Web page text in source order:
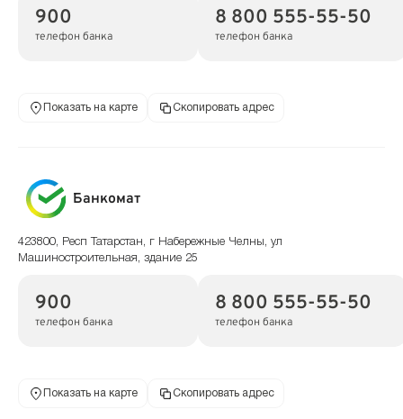
900
телефон банка
8 800 555-55-50
телефон банка
Показать на карте Скопировать адрес
Банкомат
423800, Респ Татарстан, г Набережные Челны, ул
Машиностроительная, здание 25
900
телефон банка
8 800 555-55-50
телефон банка
Показать на карте Скопировать адрес